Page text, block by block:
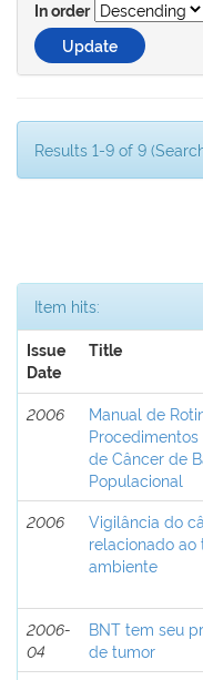
In order
Results 1-9 of 9
Item hits:
Issue
Date
Title
2006
Manual de
de Câncer de
Populacional
2006
Vigilância do
relacionado ao
ambiente
2006-
04
BNT tem seu
de tumor